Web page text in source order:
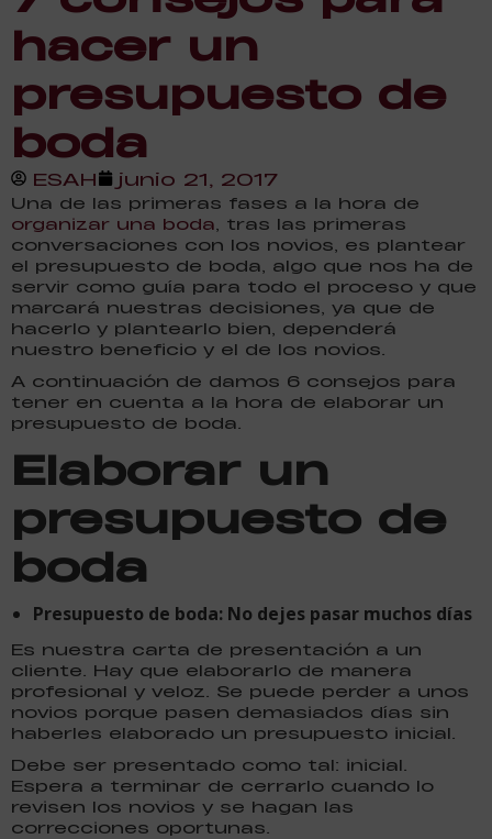
hacer un
presupuesto de
boda
ESAH junio 21, 2017
Una de las primeras fases a la hora de
organizar una boda, tras las primeras
conversaciones con los novios, es plantear
el presupuesto de boda, algo que nos ha de
servir como guía para todo el proceso y que
marcará nuestras decisiones, ya que de
hacerlo y plantearlo bien, dependerá
nuestro beneficio y el de los novios.
A continuación de damos 6 consejos para
tener en cuenta a la hora de elaborar un
presupuesto de boda.
Elaborar un
presupuesto de
boda
Presupuesto de boda: No dejes pasar muchos días
Es nuestra carta de presentación a un
cliente. Hay que elaborarlo de manera
profesional y veloz. Se puede perder a unos
novios porque pasen demasiados días sin
haberles elaborado un presupuesto inicial.
Debe ser presentado como tal: inicial.
Espera a terminar de cerrarlo cuando lo
revisen los novios y se hagan las
correcciones oportunas.